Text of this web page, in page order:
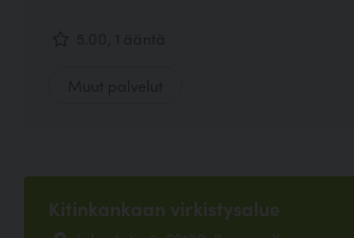
Kitinkankaan virkistysalue